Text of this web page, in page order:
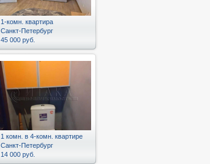
1-комн. квартира
Санкт-Петербург
45 000 руб.
1 комн. в 4-комн. квартире
Санкт-Петербург
14 000 руб.